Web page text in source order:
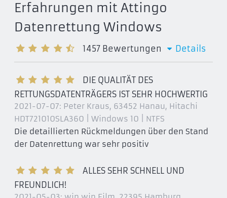
Erfahrungen mit Attingo
Datenrettung Windows
1457 Bewertungen Details
DIE QUALITÄT DES
RETTUNGSDATENTRÄGERS IST SEHR HOCHWERTIG
2021-07-07: Peter Kraus, 63452 Hanau, Hitachi
HDT721010SLA360 | Windows 10 | NTFS
Die detaillierten Rückmeldungen über den Stand
der Datenrettung war sehr positiv
ALLES SEHR SCHNELL UND
FREUNDLICH!